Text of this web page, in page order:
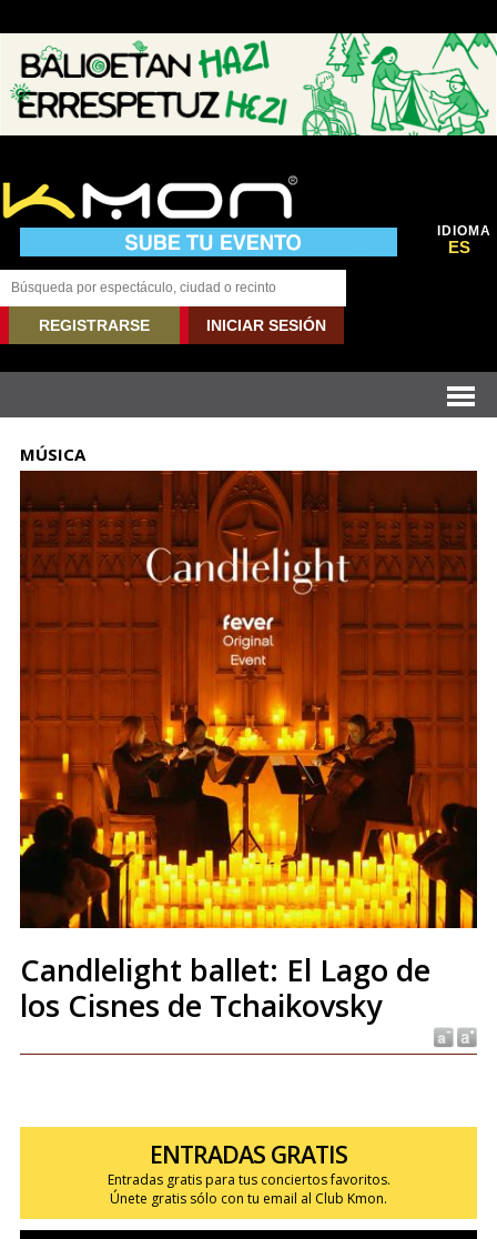
IDIOMA
ES
REGISTRARSE INICIAR SESIÓN
MÚSICA
Candlelight ballet: El Lago de
los Cisnes de Tchaikovsky
ENTRADAS GRATIS
Entradas gratis para tus conciertos favoritos.
Únete gratis sólo con tu email al Club Kmon.